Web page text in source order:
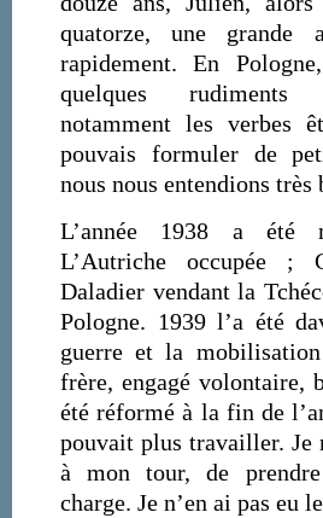
quatorze, une grande
rapidement. En
quelques
notamment les verbes
pouvais formuler de
nous nous entendions très
L’année 1938 a été
L’Autriche occupée ;
Daladier vendant la
Pologne. 1939 l’a été
guerre et la
frère, engagé volontaire,
été réformé à la fin de
pouvait plus travailler. Je
à mon tour, de
charge. Je n’en ai pas eu